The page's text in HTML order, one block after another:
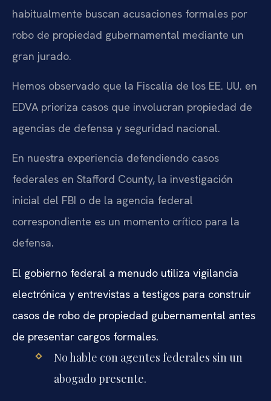
habitualmente buscan acusaciones formales por
robo de propiedad gubernamental mediante un
gran jurado.
Hemos observado que la Fiscalía de los EE. UU. en
EDVA prioriza casos que involucran propiedad de
agencias de defensa y seguridad nacional.
En nuestra experiencia defendiendo casos
federales en Stafford County, la investigación
inicial del FBI o de la agencia federal
correspondiente es un momento crítico para la
defensa.
El gobierno federal a menudo utiliza vigilancia
electrónica y entrevistas a testigos para construir
casos de robo de propiedad gubernamental antes
de presentar cargos formales.
No hable con agentes federales sin un
abogado presente.